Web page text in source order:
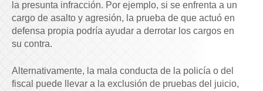
la presunta infracción. Por ejemplo, si se enfrenta a un
cargo de asalto y agresión, la prueba de que actuó en
defensa propia podría ayudar a derrotar los cargos en
su contra.
Alternativamente, la mala conducta de la policía o del
fiscal puede llevar a la exclusión de pruebas del juicio,